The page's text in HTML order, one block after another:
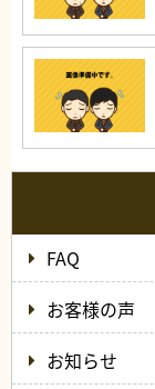
FAQ
お客様の声
お知らせ